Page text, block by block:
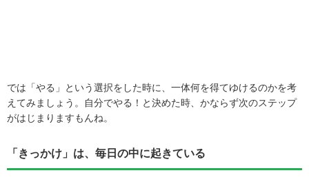
では「やる」という選択をした時に、一体何を得てゆけるのかを考
えてみましょう。自分でやる！と決めた時、かならず次のステップ
がはじまりますもんね。
「きっかけ」は、毎日の中に起きている